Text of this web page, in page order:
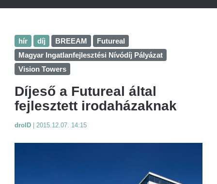
hír díj BREEAM
Futureal
Magyar Ingatlanfejlesztési Nívódíj Pályázat
Vision Towers
Díjeső a Futureal által
fejlesztett irodaházaknak
droID 2015.12.07. 14:15